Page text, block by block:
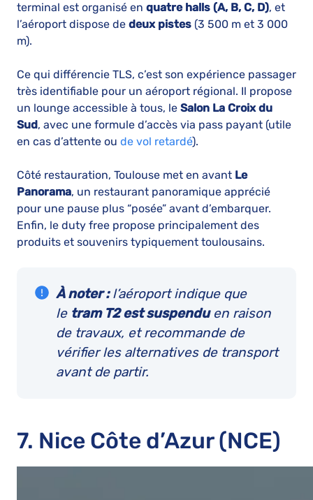
terminal est organisé en quatre halls (A, B, C, D), et
l’aéroport dispose de deux pistes (3 500 m et 3 000
m).
Ce qui différencie TLS, c’est son expérience passager
très identifiable pour un aéroport régional. Il propose
un lounge accessible à tous, le Salon La Croix du
Sud, avec une formule d’accès via pass payant (utile
en cas d’attente ou de vol retardé).
Côté restauration, Toulouse met en avant Le
Panorama, un restaurant panoramique apprécié
pour une pause plus “posée” avant d’embarquer.
Enfin, le duty free propose principalement des
produits et souvenirs typiquement toulousains.
À noter :l’aéroport indique que
le tram T2 est suspenduen raison
de travaux, et recommande de
vérifier les alternatives de transport
avant de partir.
7. Nice Côte d’Azur (NCE)